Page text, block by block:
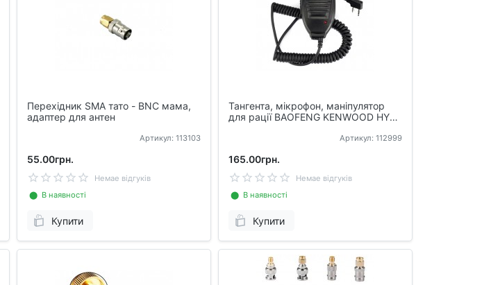
Перехідник SMA тато - BNC мама,
адаптер для антен
Артикул: 113103
55.00грн.
Немае відгуків
⬤ В наявності
Купити
Тангента, мікрофон, маніпулятор
для рації BAOFENG KENWOOD HYT
Артикул: 112999
165.00грн.
Немае відгуків
⬤ В наявності
Купити